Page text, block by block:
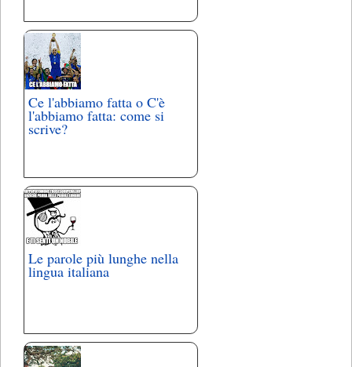
Ce l'abbiamo fatta o C'è
l'abbiamo fatta: come si
scrive?
Le parole più lunghe nella
lingua italiana